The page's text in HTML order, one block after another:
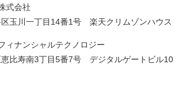
式会社
玉川一丁目14番1号 楽天クリムゾンハウス
ナンシャルテクノロジー
恵比寿南3丁目5番7号 デジタルゲートビル10